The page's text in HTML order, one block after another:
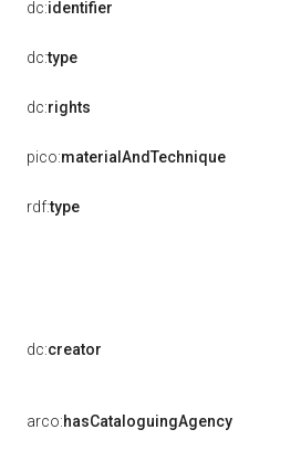
dc:identifier
dc:type
dc:rights
pico:materialAndTechnique
rdf:type
dc:creator
arco:hasCataloguingAgency